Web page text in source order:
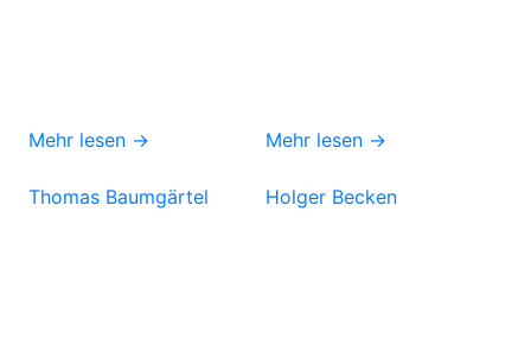
Mehr lesen → Mehr lesen →
Thomas Baumgärtel Holger Becken